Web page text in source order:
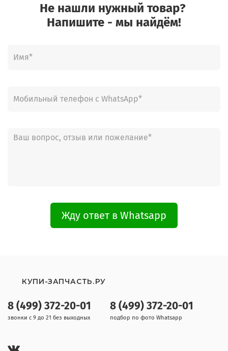
Не нашли нужный товар?
Напишите - мы найдём!
Жду ответ в Whatsapp
8 (499) 372-20-01
звонки с 9 до 21 без выходных
8 (499) 372-20-01
подбор по фото Whatsapp
КУПИ-ЗАПЧАСТЬ.РУ